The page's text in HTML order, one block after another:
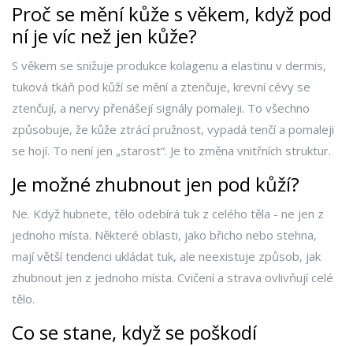
Proč se mění kůže s věkem, když pod
ní je víc než jen kůže?
S věkem se snižuje produkce kolagenu a elastinu v dermis,
tuková tkáň pod kůží se mění a ztenčuje, krevní cévy se
ztenčují, a nervy přenášejí signály pomaleji. To všechno
způsobuje, že kůže ztrácí pružnost, vypadá tenčí a pomaleji
se hojí. To není jen „starost“. Je to změna vnitřních struktur.
Je možné zhubnout jen pod kůží?
Ne. Když hubnete, tělo odebírá tuk z celého těla - ne jen z
jednoho místa. Některé oblasti, jako břicho nebo stehna,
mají větší tendenci ukládat tuk, ale neexistuje způsob, jak
zhubnout jen z jednoho místa. Cvičení a strava ovlivňují celé
tělo.
Co se stane, když se poškodí